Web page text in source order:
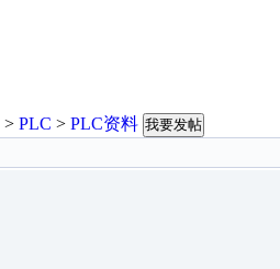
> PLC > PLC资料 我要发帖